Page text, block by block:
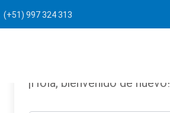
(+51) 997 324 313
¡Hola, bienvenido de nuevo!